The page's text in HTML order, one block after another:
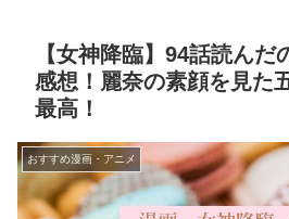
【女神降臨】94話読んだ
感想！麗奈の素顔を見た
最高！
おすすめ漫画・アニメ